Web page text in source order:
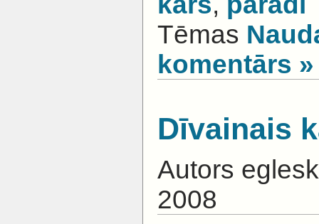
Tēmas
komentārs »
Dīvainais
Autors
2008